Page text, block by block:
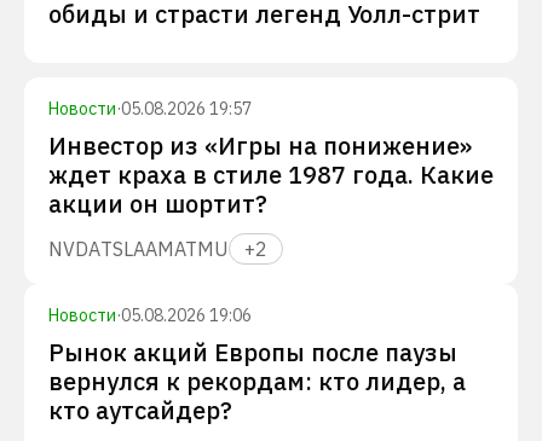
обиды и страсти легенд Уолл-стрит
Новости·05.08.2026 19:57
Инвестор из «Игры на понижение»
ждет краха в стиле 1987 года. Какие
акции он шортит?
NVDATSLAAMATMU +2
Новости·05.08.2026 19:06
Рынок акций Европы после паузы
вернулся к рекордам: кто лидер, а
кто аутсайдер?